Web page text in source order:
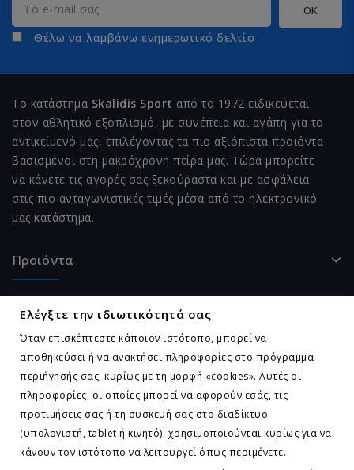
Θέλω να λαμβάνω ενημερωτικό δελτίο
Το κατάστημα Skalidis Sport από το 1972 ειδικεύεται
στον αθλητικό εξοπλισμό, με συνέπεια και αγάπη για το
αντικείμενό μας, επιλέγοντας τα πιο αξιόπιστα προϊόντα
βασισμένοι στη μακρόχρονη πείρα μας. Τώρα μπορείτε
να κάνετε τις αγορές σας ξεκούραστα και με ασφάλεια
στις πιο ανταγωνιστικές τιμές μέσα από το ηλεκτρονικό
μας κατάστημα.
Προϊόντα
Ο Λογαριασμός Σας
Επικοινωνήστε Μαζί Μας
Ελέγξτε την ιδιωτικότητά σας
Ελέγξτε την ιδιωτικότητά σας
Όταν επισκέπτεστε κάποιον ιστότοπο, μπορεί να
αποθηκεύσει ή να ανακτήσει πληροφορίες στο πρόγραμμα
περιήγησής σας, κυρίως με τη μορφή «cookies». Αυτές οι
πληροφορίες, οι οποίες μπορεί να αφορούν εσάς, τις
προτιμήσεις σας ή τη συσκευή σας στο διαδίκτυο
(υπολογιστή, tablet ή κινητό), χρησιμοποιούνται κυρίως για να
κάνουν τον ιστότοπο να λειτουργεί όπως περιμένετε.